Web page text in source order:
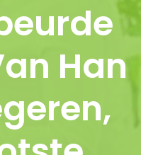
Han